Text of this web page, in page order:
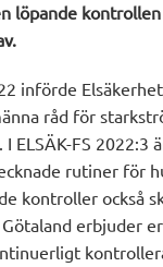
löpande
införde
råd för
I ELSÄK-FS 2022:3
rutiner för
kontroller också
erbjuder